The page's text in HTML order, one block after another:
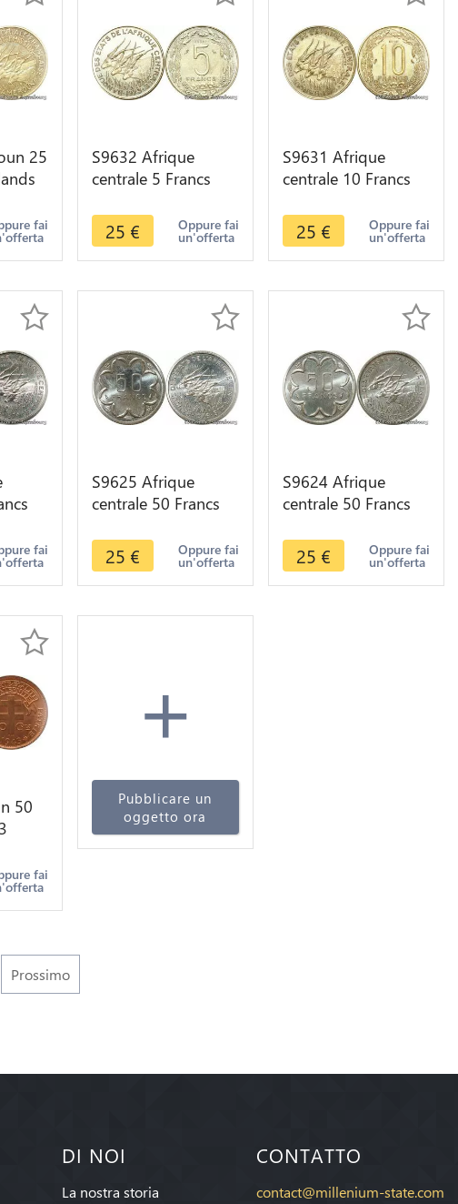
25
fai
S9632 Afrique
centrale 5 Francs
1973 FDC -> Faire
Offre
25 € Oppure fai
un'offerta
S9631 Afrique
centrale 10 Francs
1974 E FDC -> Faire
Offre
25 € Oppure fai
un'offerta
Faire
fai
S9625 Afrique
centrale 50 Francs
1976 A FDC -> Faire
Offre
25 € Oppure fai
un'offerta
S9624 Afrique
centrale 50 Francs
1976 B FDC -> Faire
Offre
25 € Oppure fai
un'offerta
50
->fai
+
Pubblicare un
oggetto ora
Prossimo
DI NOI
La nostra storia
CONTATTO
contact@millenium-state.com